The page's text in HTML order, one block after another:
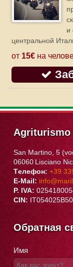
и
центральной
от 15€ на
Agriturismo
San Martino, 5
06060 Lisciano
Tелефон: +39
E-Mail:
P. IVA:
CIN:
Обратная
Имя